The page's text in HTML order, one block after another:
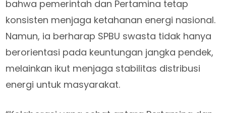
bahwa pemerintah dan Pertamina tetap
konsisten menjaga ketahanan energi nasional.
Namun, ia berharap SPBU swasta tidak hanya
berorientasi pada keuntungan jangka pendek,
melainkan ikut menjaga stabilitas distribusi
energi untuk masyarakat.